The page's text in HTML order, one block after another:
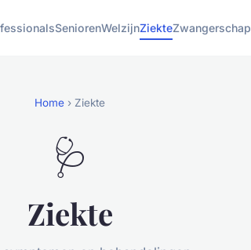
SeniorenWelzijnZiekteZwangerschap
Home › Ziekte
🩺
Ziekte